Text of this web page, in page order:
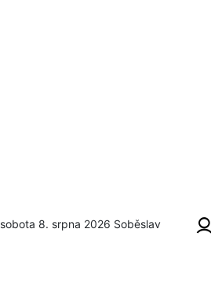
sobota 8. srpna 2026 Soběslav